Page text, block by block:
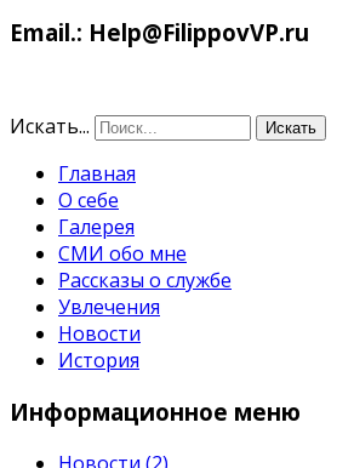
Email.: Help@FilippovVP.ru
Искать... Искать
Главная
О себе
Галерея
СМИ обо мне
Рассказы о службе
Увлечения
Новости
История
Информационное меню